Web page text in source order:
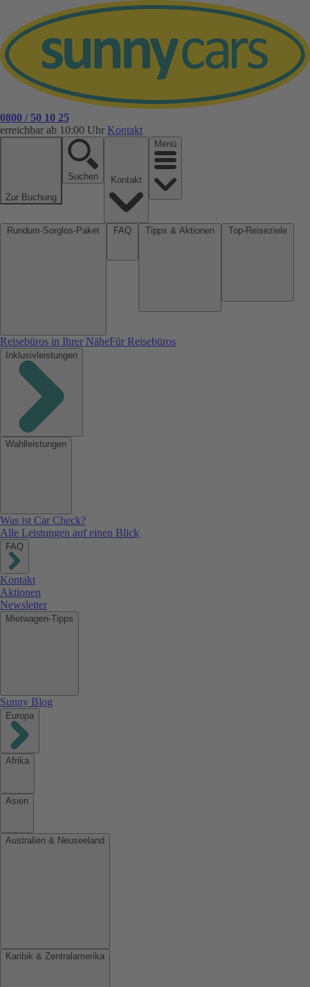
0800 / 50 10 25
erreichbar ab 10:00 Uhr Kontakt
Zur Buchung
Suchen
Menü
Reisebüros in Ihrer NäheFür Reisebüros
Inklusivleistungen
Wahlleistungen
Was ist Car Check?
Alle Leistungen auf einen Blick
FAQ
Kontakt
Aktionen
Newsletter
Mietwagen-Tipps
Sunny Blog
Europa
Afrika
Asien
Australien & Neuseeland
Karibik & Zentralamerika